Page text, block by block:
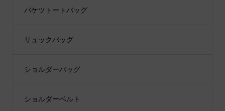
バケツトートバッグ
リュックバッグ
ショルダーバッグ
ショルダーベルト